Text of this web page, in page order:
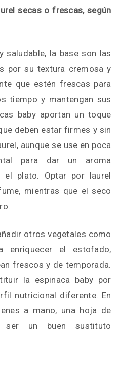
secas o frescas, según
saludable, la base son las
por su textura cremosa y
que estén frescas para
tiempo y mantengan sus
baby aportan un toque
deben estar firmes y sin
aunque se use en poca
para dar un aroma
el plato. Optar por laurel
mientras que el seco
otros vegetales como
enriquecer el estofado,
frescos y de temporada.
la espinaca baby por
nutricional diferente. En
a mano, una hoja de
ser un buen sustituto